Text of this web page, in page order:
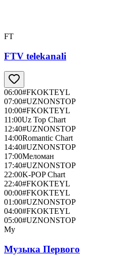
FT
FTV telekanali
06:00#FKOKTEYL
07:00#UZNONSTOP
10:00#FKOKTEYL
11:00Uz Top Chart
12:40#UZNONSTOP
14:00Romantic Chart
14:40#UZNONSTOP
17:00Меломан
17:40#UZNONSTOP
22:00K-POP Chart
22:40#FKOKTEYL
00:00#FKOKTEYL
01:00#UZNONSTOP
04:00#FKOKTEYL
05:00#UZNONSTOP
Му
Музыка Первого